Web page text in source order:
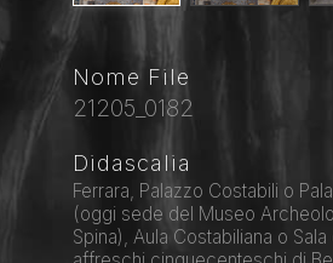
Nome File
21205_0182
Didascalia
Ferrara, Palazzo Costabili o
(oggi sede del Museo
Spina), Aula Costabiliana o